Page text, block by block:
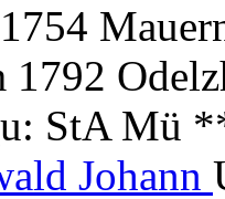
1792
StA Mü
Johann